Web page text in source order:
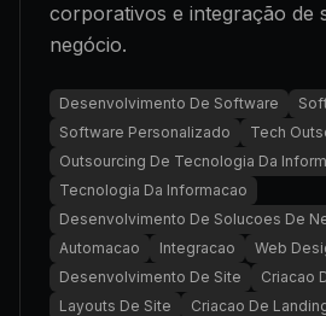
corporativos e integração de
negócio.
Desenvolvimento De Software
Software Personalizado
Tech
Outsourcing De Tecnologia Da
Tecnologia Da Informacao
Desenvolvimento De Solucoes De
Automacao
Integracao Web
Desenvolvimento De Site
Criacao
Layouts De Site
Criacao De